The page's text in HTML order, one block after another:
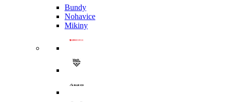
Bundy
Nohavice
Mikiny